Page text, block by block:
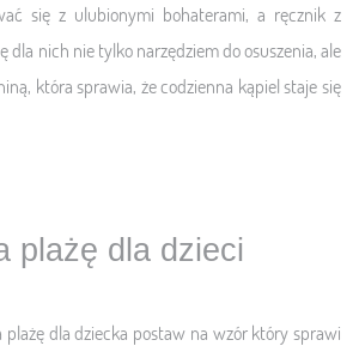
się z ulubionymi bohaterami, a ręcznik z
dla nich nie tylko narzędziem do osuszenia, ale
która sprawia, że codzienna kąpiel staje się
plażę dla dzieci
dla dziecka postaw na wzór który sprawi